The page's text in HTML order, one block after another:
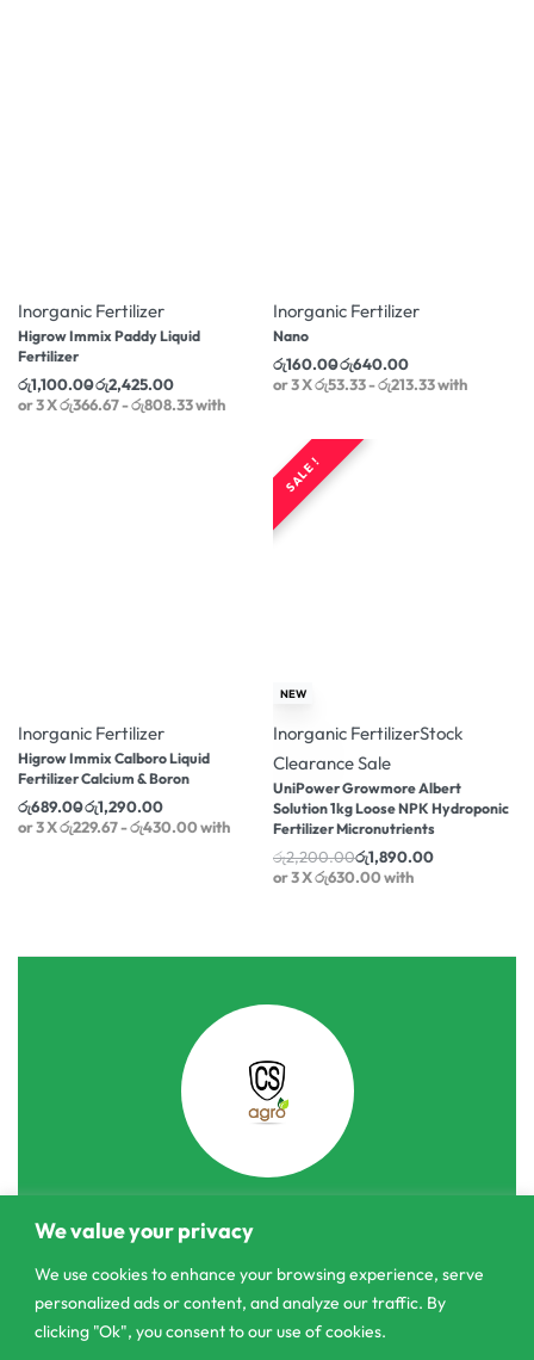
We value your privacy
We use cookies to enhance your browsing experience, serve
personalized ads or content, and analyze our traffic. By
clicking "Ok", you consent to our use of cookies.
Inorganic Fertilizer
Higrow Immix Paddy Liquid
Fertilizer
රු1,100.00රු2,425.00
or 3 Xරු366.67 - රු808.33with
Inorganic Fertilizer
Nano
රු160.00රු640.00
or 3 Xරු53.33 - රු213.33with
Inorganic Fertilizer
Higrow Immix Calboro Liquid
Fertilizer Calcium & Boron
රු689.00රු1,290.00
or 3 Xරු229.67 - රු430.00with
SALE !
-14% OFF
NEW
Inorganic FertilizerStock
Clearance Sale
UniPower Growmore Albert
Solution 1kg Loose NPK Hydroponic
Fertilizer Micronutrients
රු2,200.00රු1,890.00
or 3 Xරු630.00with
303/3,Pelanwattha,
Pannipitiya
contact@csagrolk.com